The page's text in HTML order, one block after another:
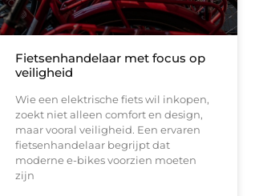
Fietsenhandelaar met focus op
veiligheid
Wie een elektrische fiets wil inkopen,
zoekt niet alleen comfort en design,
maar vooral veiligheid. Een ervaren
fietsenhandelaar begrijpt dat
moderne e-bikes voorzien moeten
zijn